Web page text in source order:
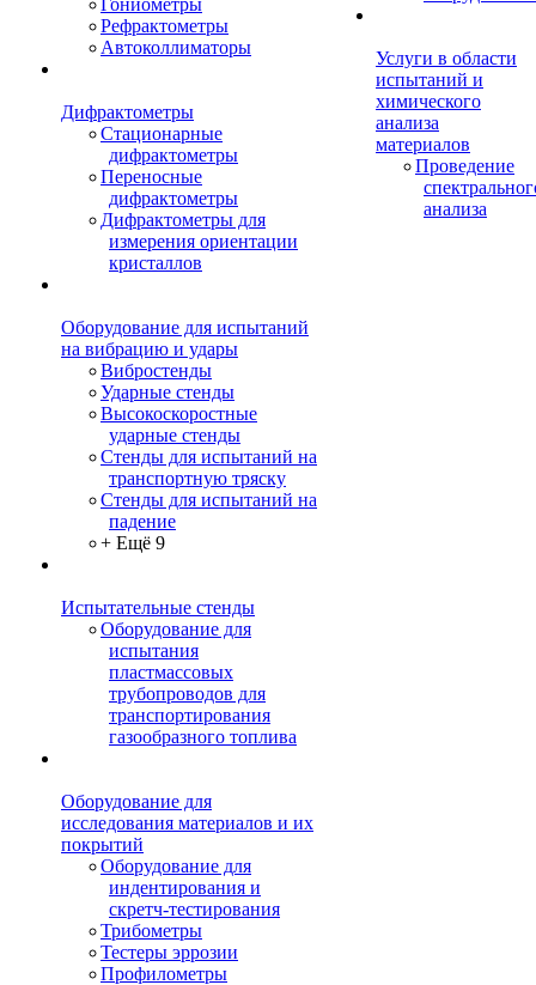
Гониометры
Рефрактометры
Автоколлиматоры
Дифрактометры
Стационарные
дифрактометры
Переносные
дифрактометры
Дифрактометры для
измерения ориентации
кристаллов
Оборудование для испытаний
на вибрацию и удары
Вибростенды
Ударные стенды
Высокоскоростные
ударные стенды
Стенды для испытаний на
транспортную тряску
Стенды для испытаний на
падение
+ Ещё 9
Испытательные стенды
Оборудование для
испытания
пластмассовых
трубопроводов для
транспортирования
газообразного топлива
Оборудование для
исследования материалов и их
покрытий
Оборудование для
индентирования и
скретч-тестирования
Трибометры
Тестеры эррозии
Профилометры
Услуги в области
испытаний и
химического
анализа
материалов
Проведение
анализа